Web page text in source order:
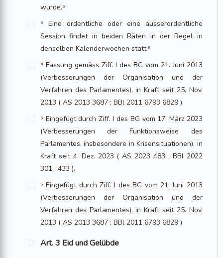
wurde.⁵
⁴ Eine ordentliche oder eine ausserordentliche
Session findet in beiden Räten in der Regel in
denselben Kalenderwochen statt.⁶
⁴ Fassung gemäss Ziff. I des BG vom 21. Juni 2013
(Verbesserungen der Organisation und der
Verfahren des Parlamentes), in Kraft seit 25. Nov.
2013 ( AS 2013 3687 ; BBl 2011 6793 6829 ).
⁵ Eingefügt durch Ziff. I des BG vom 17. März 2023
(Verbesserungen der Funktionsweise des
Parlamentes, insbesondere in Krisensituationen), in
Kraft seit 4. Dez. 2023 ( AS 2023 483 ; BBl 2022
301 , 433 ).
⁶ Eingefügt durch Ziff. I des BG vom 21. Juni 2013
(Verbesserungen der Organisation und der
Verfahren des Parlamentes), in Kraft seit 25. Nov.
2013 ( AS 2013 3687 ; BBl 2011 6793 6829 ).
Art. 3 Eid und Gelübde